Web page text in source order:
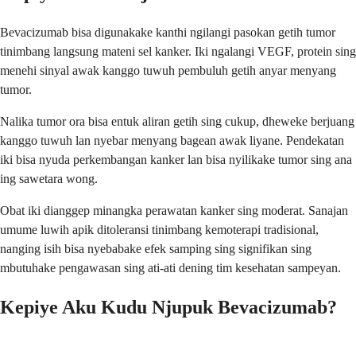
Bevacizumab bisa digunakake kanthi ngilangi pasokan getih tumor
tinimbang langsung mateni sel kanker. Iki ngalangi VEGF, protein sing
menehi sinyal awak kanggo tuwuh pembuluh getih anyar menyang
tumor.
Nalika tumor ora bisa entuk aliran getih sing cukup, dheweke berjuang
kanggo tuwuh lan nyebar menyang bagean awak liyane. Pendekatan
iki bisa nyuda perkembangan kanker lan bisa nyilikake tumor sing ana
ing sawetara wong.
Obat iki dianggep minangka perawatan kanker sing moderat. Sanajan
umume luwih apik ditoleransi tinimbang kemoterapi tradisional,
nanging isih bisa nyebabake efek samping sing signifikan sing
mbutuhake pengawasan sing ati-ati dening tim kesehatan sampeyan.
Kepiye Aku Kudu Njupuk Bevacizumab?